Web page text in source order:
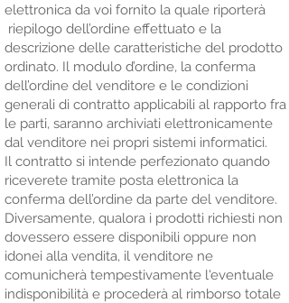
elettronica da voi fornito la quale riporterà
riepilogo dell’ordine effettuato e la
descrizione delle caratteristiche del prodotto
ordinato. Il modulo d’ordine, la conferma
dell’ordine del venditore e le condizioni
generali di contratto applicabili al rapporto fra
le parti, saranno archiviati elettronicamente
dal venditore nei propri sistemi informatici.
Il contratto si intende perfezionato quando
riceverete tramite posta elettronica la
conferma dell’ordine da parte del venditore.
Diversamente, qualora i prodotti richiesti non
dovessero essere disponibili oppure non
idonei alla vendita, il venditore ne
comunicherà tempestivamente l'eventuale
indisponibilità e procederà al rimborso totale